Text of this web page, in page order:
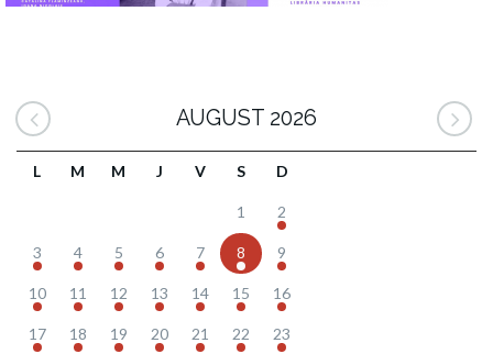
AUGUST 2026
L M M J V S D
1 2
3 4 5 6 7 8 9
10 11 12 13 14 15 16
17 18 19 20 21 22 23